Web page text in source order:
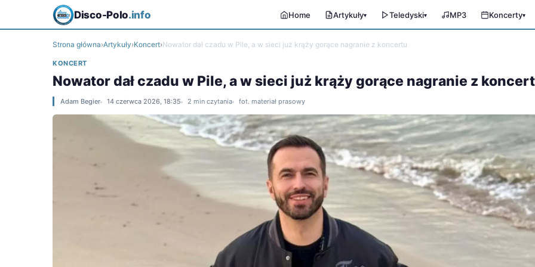
Disco-Polo.info Home Artykuły▾ Teledyski▾ MP3 Koncerty▾
Strona główna›Artykuły›Koncert›Nowator dał czadu w Pile, a w sieci już krąży gorące nagranie z koncertu
KONCERT
Nowator dał czadu w Pile, a w sieci już krąży gorące nagranie z
Adam Begier 14 czerwca 2026, 18:35 2 min czytania fot. materiał prasowy